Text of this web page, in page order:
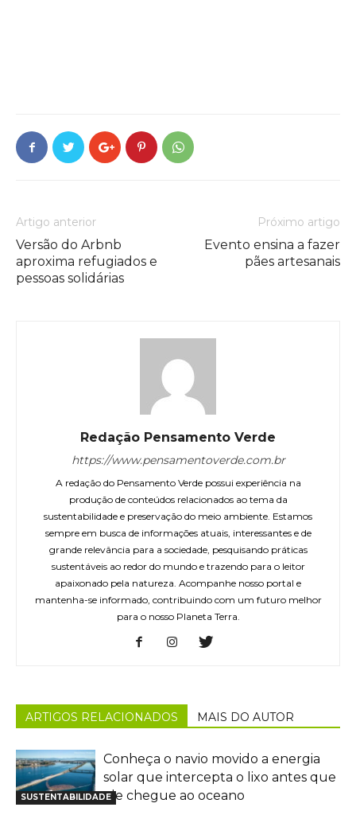
Artigo anterior
Versão do Arbnb
aproxima refugiados e
pessoas solidárias
Próximo artigo
Evento ensina a fazer
pães artesanais
Redação Pensamento Verde
https://www.pensamentoverde.com.br
A redação do Pensamento Verde possui experiência na
produção de conteúdos relacionados ao tema da
sustentabilidade e preservação do meio ambiente. Estamos
sempre em busca de informações atuais, interessantes e de
grande relevância para a sociedade, pesquisando práticas
sustentáveis ao redor do mundo e trazendo para o leitor
apaixonado pela natureza. Acompanhe nosso portal e
mantenha-se informado, contribuindo com um futuro melhor
para o nosso Planeta Terra.
ARTIGOS RELACIONADOS MAIS DO AUTOR
SUSTENTABILIDADE
Conheça o navio movido a energia
solar que intercepta o lixo antes que
ele chegue ao oceano